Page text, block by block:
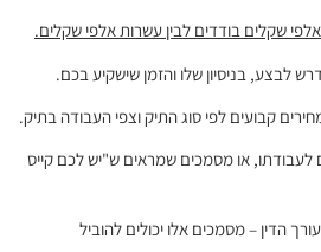
אלפי שקלים בודדים לבין עשרות אלפי שקלים.
לבצע, בניסיון שלו והזמן שישקיע בכם.
קבועים לפי סוג התיק וצפי העבודה בתיק.
או מסמכים שמראים ש"יש לכם קייס
הדין – מסמכים אלו יכולים להוביל